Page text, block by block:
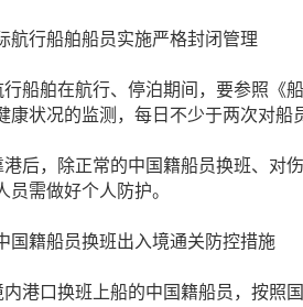
行船舶船员实施严格封闭管理
舶在航行、停泊期间，要参照《船
康状况的监测，每日不少于两次对
，除正常的中国籍船员换班、对伤
员需做好个人防护。
籍船员换班出入境通关防控措施
口换班上船的中国籍船员，按照国